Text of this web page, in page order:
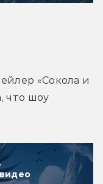
«Сокола и
что шоу